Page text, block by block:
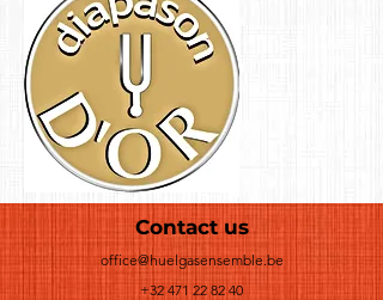
Contact us
office@huelgasensemble.be
+32 471 22 82 40